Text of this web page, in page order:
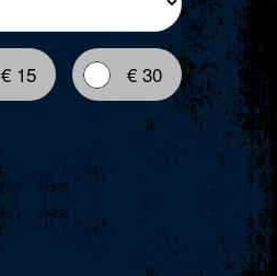
€ 15 € 30